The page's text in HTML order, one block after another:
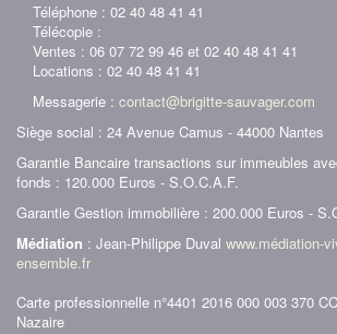
Téléphone : 02 40 48 41 41
Télécopie :
Ventes : 06 07 72 99 46 et 02 40 48 41 41
Locations : 02 40 48 41 41
Messagerie : contact@brigitte-sauvager.com
Siège social : 24 Avenue Camus - 44000 Nantes
Garantie Bancaire transactions sur immeubles
fonds : 120.000 Euros - S.O.C.A.F.
Garantie Gestion immobilière : 200.000 Euros -
Médiation : Jean-Philippe Duval www.médiation-
ensemble.fr
Carte professionnelle n°4401 2016 000 003 370
Nazaire